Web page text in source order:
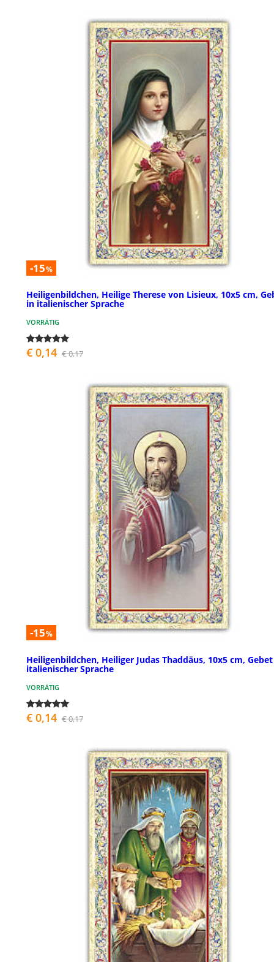
-15%
Heiligenbildchen, Heilige Therese von Lisieux, 10x5 cm,
in italienischer Sprache
VORRÄTIG
€ 0,14 € 0,17
-15%
Heiligenbildchen, Heiliger Judas Thaddäus, 10x5 cm,
italienischer Sprache
VORRÄTIG
€ 0,14 € 0,17